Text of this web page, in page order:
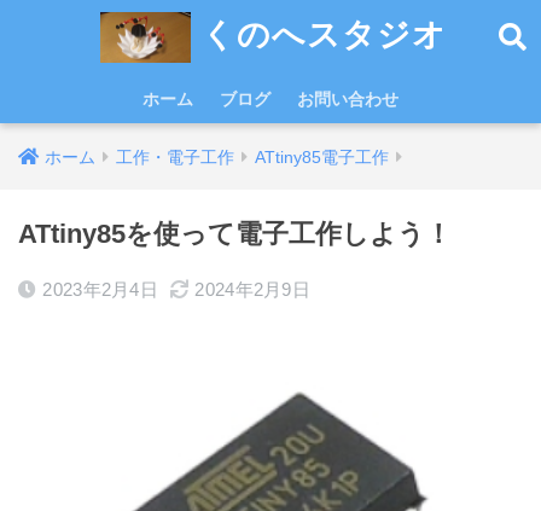
くのへスタジオ
ホーム ブログ お問い合わせ
ホーム 工作・電子工作 ATtiny85電子工作
ATtiny85を使って電子工作しよう！
2023年2月4日 2024年2月9日